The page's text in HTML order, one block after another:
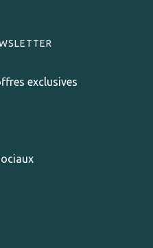
exclusives